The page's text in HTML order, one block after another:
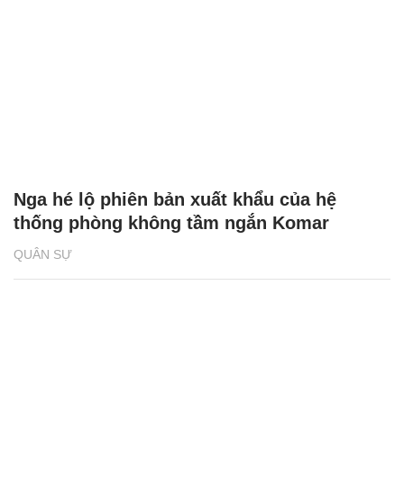
QUÂN SỰ
Nga hé lộ phiên bản xuất khẩu của hệ
thống phòng không tầm ngắn Komar